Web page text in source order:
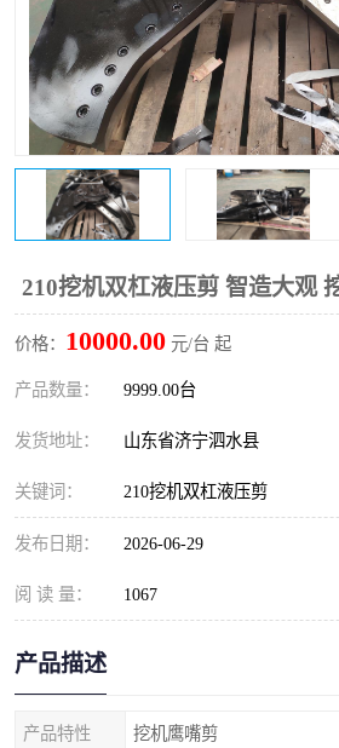
210挖机双杠液压剪 智造大观
价格： 10000.00 元/台 起
产品数量： 9999.00台
发货地址： 山东省济宁泗水县
关键词： 210挖机双杠液压剪
发布日期： 2026-06-29
阅 读 量： 1067
产品描述
产品特性 挖机鹰嘴剪
伐木机 破
打桩机 压
枕木机 滑
清扫器 割草
挖树机 拓
滚筒筛
挖掘机破碎斗